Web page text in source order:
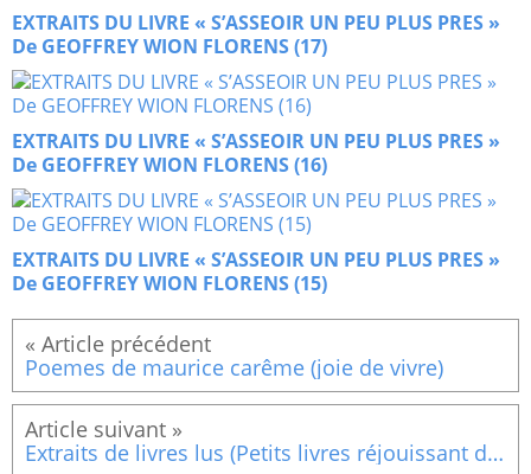
EXTRAITS DU LIVRE « S’ASSEOIR UN PEU PLUS PRES »
De GEOFFREY WION FLORENS (17)
EXTRAITS DU LIVRE « S’ASSEOIR UN PEU PLUS PRES »
De GEOFFREY WION FLORENS (16)
EXTRAITS DU LIVRE « S’ASSEOIR UN PEU PLUS PRES »
De GEOFFREY WION FLORENS (15)
Poemes de maurice carême (joie de vivre)
Extraits de livres lus (Petits livres réjouissant des plus jolis mots d’enfants » Bobo)